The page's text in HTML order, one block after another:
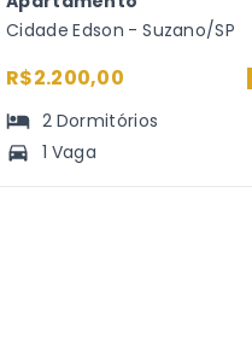
Cidade Edson - Suzano/SP
R$2.200,00
2 Dormitórios
1 Vaga